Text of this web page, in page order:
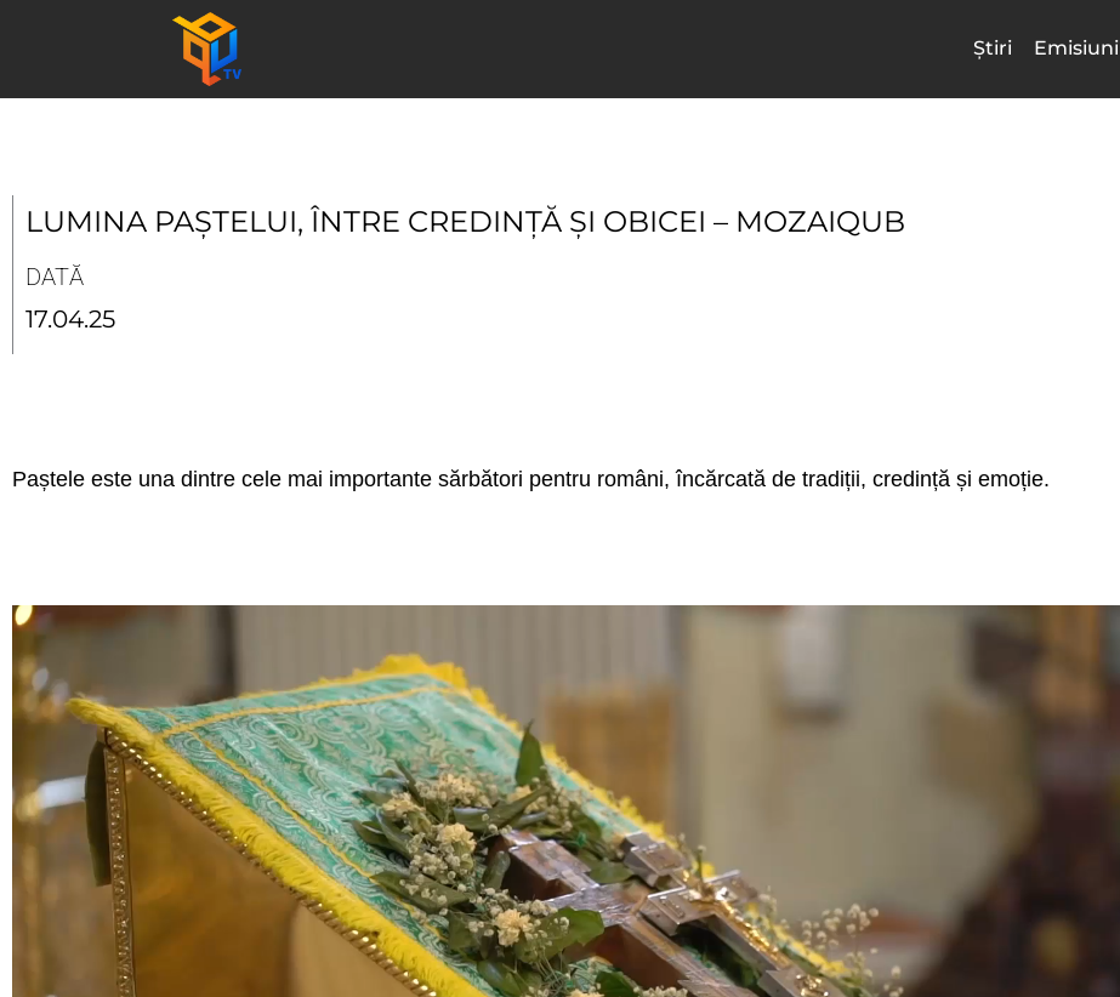
Știri Emisiuni
LUMINA PAȘTELUI, ÎNTRE CREDINȚĂ ȘI OBICEI – MOZAIQUB
DATĂ
17.04.25
Paștele este una dintre cele mai importante sărbători pentru români, încărcată de tradiții, credință și emoție.